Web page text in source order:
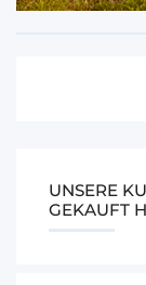
UNSERE
GEKAUFT